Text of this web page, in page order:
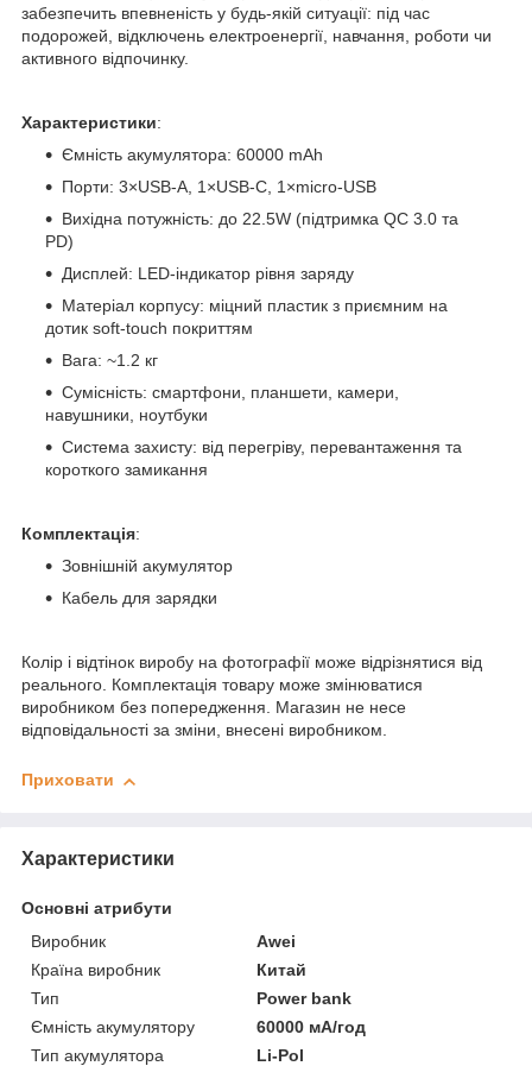
забезпечить впевненість у будь-якій ситуації: під час
подорожей, відключень електроенергії, навчання, роботи чи
активного відпочинку.
Характеристики:
Ємність акумулятора: 60000 mAh
Порти: 3×USB-A, 1×USB-C, 1×micro-USB
Вихідна потужність: до 22.5W (підтримка QC 3.0 та
PD)
Дисплей: LED-індикатор рівня заряду
Матеріал корпусу: міцний пластик з приємним на
дотик soft-touch покриттям
Вага: ~1.2 кг
Сумісність: смартфони, планшети, камери,
навушники, ноутбуки
Система захисту: від перегріву, перевантаження та
короткого замикання
Комплектація:
Зовнішній акумулятор
Кабель для зарядки
Колір і відтінок виробу на фотографії може відрізнятися від
реального. Комплектація товару може змінюватися
виробником без попередження. Магазин не несе
відповідальності за зміни, внесені виробником.
Приховати
Характеристики
Основні атрибути
Виробник
Awei
Країна виробник
Китай
Тип
Power bank
Ємність акумулятору
60000 мА/год
Тип акумулятора
Li-Pol